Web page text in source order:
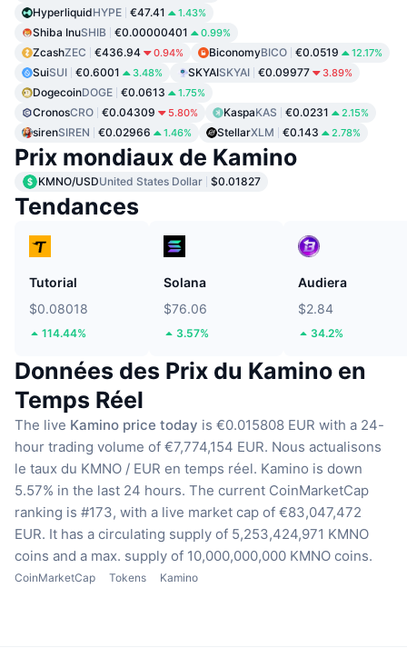
HyperliquidHYPE €47.41 1.43%
Shiba InuSHIB €0.00000401 0.99%
ZcashZEC €436.94 0.94% BiconomyBICO €0.0519 12.17%
SuiSUI €0.6001 3.48% SKYAISKYAI €0.09977 3.89%
DogecoinDOGE €0.0613 1.75%
CronosCRO €0.04309 5.80% KaspaKAS €0.0231 2.15%
sirenSIREN €0.02966 1.46% StellarXLM €0.143 2.78%
Prix mondiaux de Kamino
KMNO/USDUnited States Dollar $0.01827
Tendances
Tutorial
$0.08018
114.44%
Solana
$76.06
3.57%
Audiera
$2.84
34.2%
Données des Prix du Kamino en
Temps Réel
The live Kamino price today is €0.015808 EUR with a 24-
hour trading volume of €7,774,154 EUR. Nous actualisons
le taux du KMNO / EUR en temps réel. Kamino is down
5.57% in the last 24 hours. The current CoinMarketCap
ranking is #173, with a live market cap of €83,047,472
EUR. It has a circulating supply of 5,253,424,971 KMNO
coins and a max. supply of 10,000,000,000 KMNO coins.
CoinMarketCap Tokens Kamino